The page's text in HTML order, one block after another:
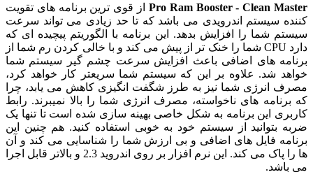
Pro Ram Booster - Cleanاز قوی ترین برنامه های تقویت
سیستم اندرویدی می باشد که تا حد زیادی می تواند سرعت
شما را افزایش بدهد. این برنامه با الگوریتم پیچیده ای که
دارد CPU شما را خنک تر از پیش می کند و با خالی کردن رم شما از
های اضافی باعث افزایش سرعت چشم گیر سیستم شما
شد. علاوه بر این که سیستم شما سریعتر کار خواهد کرد،
شما نیز به طرز شگفت انگیزی کاهش می یابد، چرا
های ناخواسته، مصرف انرژی شما را بالا نمیبرند. رابط
این برنامه به شکل خاصی بهینه سازی شده است تا تنها یک
از سیستم خود به خوبی استفاده کنید. هم چنین این
فایل های اضافی و بی ارزش شما را شناسایی می کند و آن
ها را پاک می کند. این نرم افزار بر روی اندروید 2.3 و بالاتر قابل اجرا